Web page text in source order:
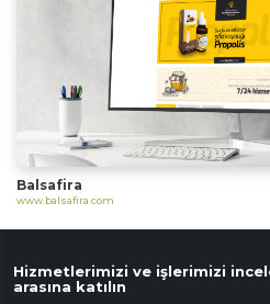
Balsafira
www.balsafira.com
Hizmetlerimizi ve işlerimizi
arasına katılın